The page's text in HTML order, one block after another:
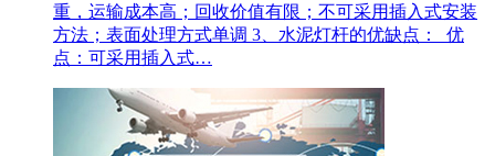
重，运输成本高；回收价值有限；不可采用插入式安装
方法；表面处理方式单调 3、水泥灯杆的优缺点： 优
点：可采用插入式…